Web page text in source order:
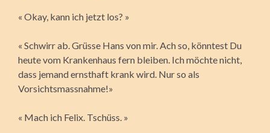
« Okay, kann ich jetzt los? »
« Schwirr ab. Grüsse Hans von mir. Ach so, könntest Du
heute vom Krankenhaus fern bleiben. Ich möchte nicht,
dass jemand ernsthaft krank wird. Nur so als
Vorsichtsmassnahme!»
« Mach ich Felix. Tschüss. »